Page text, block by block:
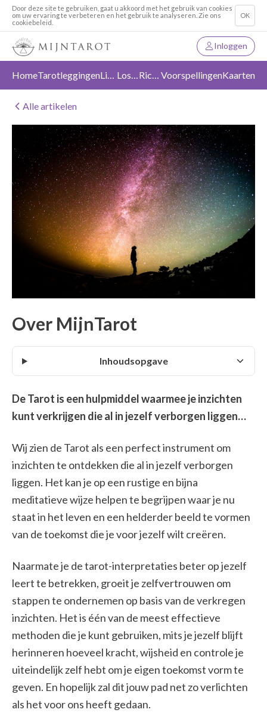
Door deze site te gebruiken, gaat u akkoord met het gebruik van cookies
om uw ervaring te verbeteren en het gebruik te analyseren. Zie ons
cookiebeleid.
OK
Inloggen
HomeTarotleggingen Liefde Loslaten Richting VoorspellingenKaarten
Alle artikelen
Over MijnTarot
Inhoudsopgave
De Tarot is een hulpmiddel waarmee je inzichten
kunt verkrijgen die al in jezelf verborgen liggen…
Wij zien de Tarot als een perfect instrument om
inzichten te ontdekken die al in jezelf verborgen
liggen. Het kan je op een rustige en bijna
meditatieve wijze helpen te begrijpen waar je nu
staat in het leven en een helderder beeld te vormen
van de toekomst die je voor jezelf wilt creëren.
Naarmate je de tarot-interpretaties beter op jezelf
leert te betrekken, groeit je zelfvertrouwen om
stappen te ondernemen op basis van de verkregen
inzichten. Het is één van de meest effectieve
methoden die je kunt gebruiken, mits je jezelf blijft
herinneren hoeveel kracht, wijsheid en controle je
uiteindelijk zelf hebt om je eigen toekomst vorm te
geven. En hopelijk zal dit jouw pad net zo verlichten
als het voor ons heeft gedaan.